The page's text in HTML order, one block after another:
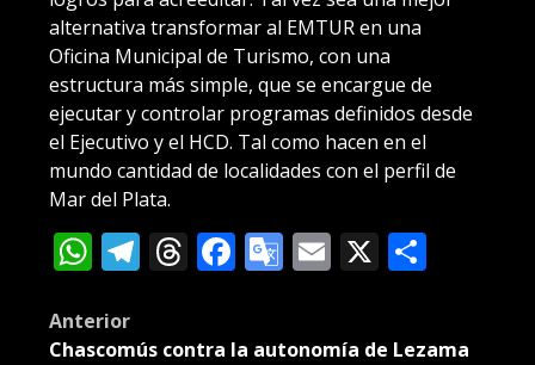
alternativa transformar al EMTUR en una
Oficina Municipal de Turismo, con una
estructura más simple, que se encargue de
ejecutar y controlar programas definidos desde
el Ejecutivo y el HCD. Tal como hacen en el
mundo cantidad de localidades con el perfil de
Mar del Plata.
WhatsApp
Telegram
Threads
Facebook
Google
Email
X
Post
Anterior
Chascomús contra la autonomía de Lezama